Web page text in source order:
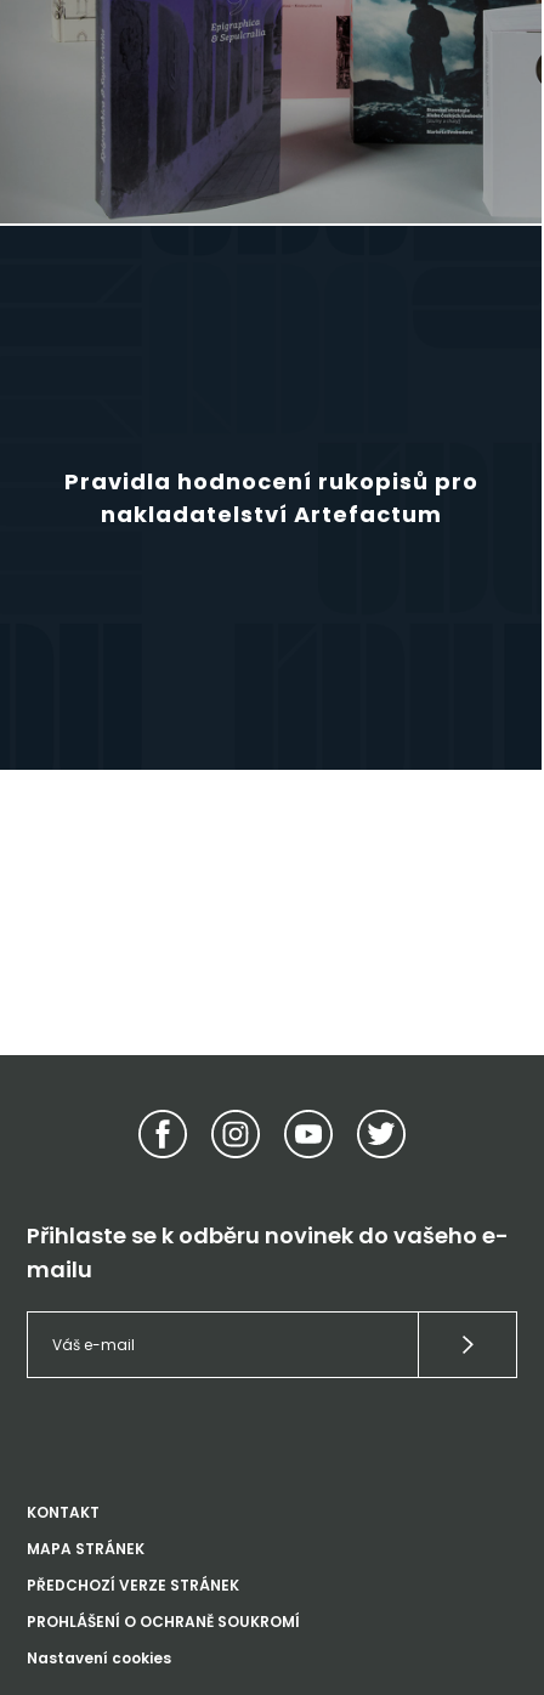
Pravidla hodnocení rukopisů pro
nakladatelství Artefactum
Přihlaste se k odběru novinek do vašeho e-
mailu
KONTAKT
MAPA STRÁNEK
PŘEDCHOZÍ VERZE STRÁNEK
PROHLÁŠENÍ O OCHRANĚ SOUKROMÍ
Nastavení cookies